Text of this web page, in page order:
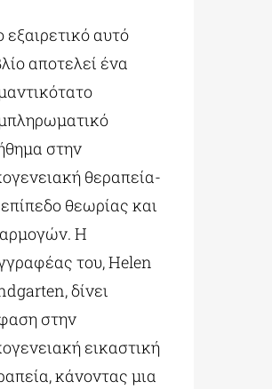
εξαιρετικό αυτό
αποτελεί ένα
στην
θεραπεία-
θεωρίας και
Η
του, Helen
δίνει
στην
εικαστική
κάνοντας μια